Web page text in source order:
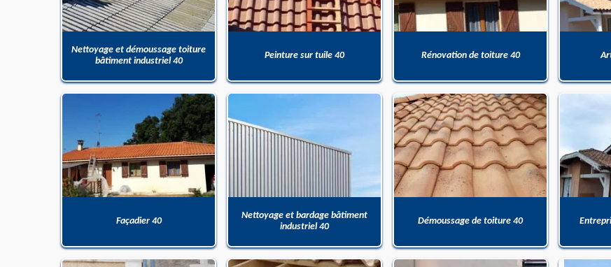
Nettoyage et démoussage toiture
bâtiment industriel 40
Peinture sur tuile 40 Rénovation de toiture 40
Façadier 40
Nettoyage et bardage bâtiment
industriel 40
Démoussage de toiture 40